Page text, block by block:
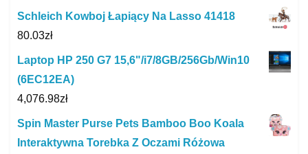
Schleich Kowboj Łapiący Na Lasso 41418
80.03zł
Laptop HP 250 G7 15,6"/i7/8GB/256Gb/Win10
(6EC12EA)
4,076.98zł
Spin Master Purse Pets Bamboo Boo Koala
Interaktywna Torebka Z Oczami Różowa